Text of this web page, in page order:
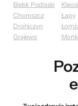
Bielsk Podlaski
Choroszcz
Drohiczyn
Grajewo
Łapy